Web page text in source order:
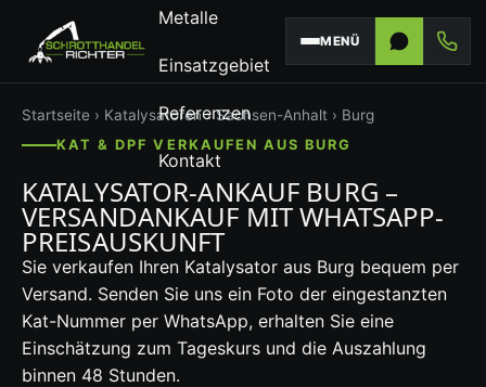
Metalle
Einsatzgebiet
Referenzen
Kontakt
MENÜ
Startseite › Katalysatoren›Sachsen-Anhalt › Burg
KAT & DPF VERKAUFEN AUS BURG
KATALYSATOR-ANKAUF BURG –
VERSANDANKAUF MIT WHATSAPP-
PREISAUSKUNFT
Sie verkaufen Ihren Katalysator aus Burg bequem per
Versand. Senden Sie uns ein Foto der eingestanzten
Kat-Nummer per WhatsApp, erhalten Sie eine
Einschätzung zum Tageskurs und die Auszahlung
binnen 48 Stunden.